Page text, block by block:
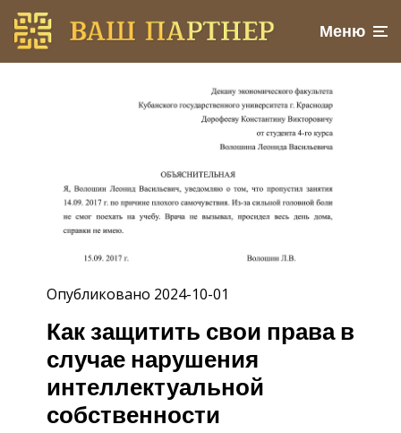
Меню
Опубликовано 2024-10-01
Как защитить свои права в
случае нарушения
интеллектуальной
собственности